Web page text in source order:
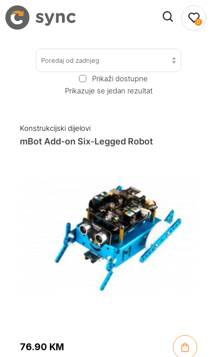
0
Poredaj od zadnjeg
Prikaži dostupne
Prikazuje se jedan rezultat
Konstrukcijski dijelovi
mBot Add-on Six-Legged Robot
76.90 KM